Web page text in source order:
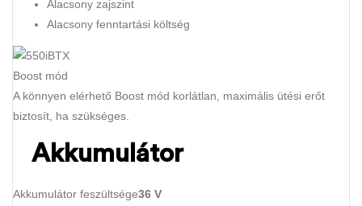
Alacsony zajszint
Alacsony fenntartási költség
Boost mód
A könnyen elérhető Boost mód korlátlan, maximális ütési erőt
biztosít, ha szükséges.
Akkumulátor
Akkumulátor feszültsége36 V